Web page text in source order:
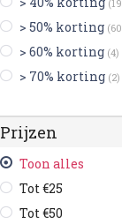
K-SWISS
Lowa
MBT
Meindl
Merrell
Mizuno (9)
New Balance
Onitsuka Tiger
> 50% korting
> 60% korting (4)
> 70% korting (2)
Prijzen
Toon alles
Tot €25
Tot €50